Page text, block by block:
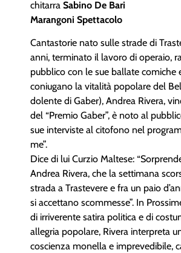
chitarra Sabino De Bari
Marangoni Spettacolo
Cantastorie nato sulle strade di
anni, terminato il lavoro di operaio,
pubblico con le sue ballate comiche
coniugano la vitalità popolare del
dolente di Gaber), Andrea Rivera,
del “Premio Gaber”, è noto al
sue interviste al citofono nel
me”.
Dice di lui Curzio Maltese:
Andrea Rivera, che la settimana
strada a Trastevere e fra un paio
si accettano scommesse”. In
di irriverente satira politica e di
allegria popolare, Rivera interpreta
coscienza monella e imprevedibile,